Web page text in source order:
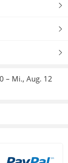
– Mi., Aug. 12